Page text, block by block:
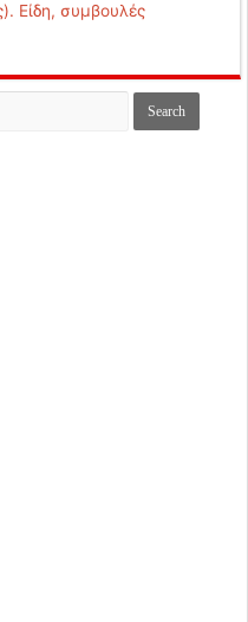
Είδη, συμβουλές